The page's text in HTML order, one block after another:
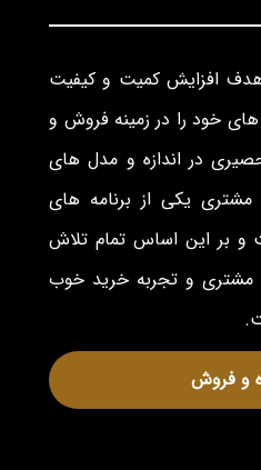
هدف افزایش کمیت و کیفیت
خود را در زمینه فروش و
در اندازه و مدل های
یکی از برنامه های
بر این اساس تمام تلاش
مشتری و تجربه خرید خوب
و فروش